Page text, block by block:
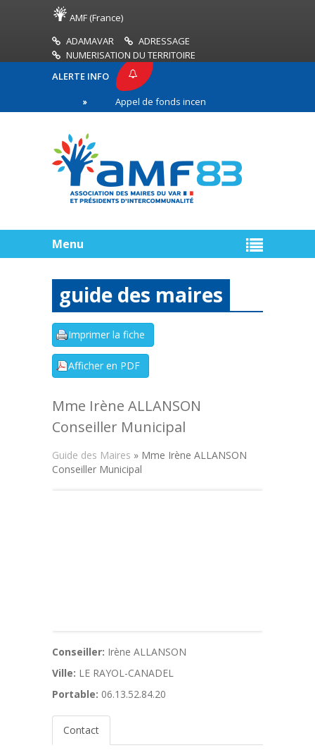
AMF (France)
ADAMAVAR
ADRESSAGE
NUMERISATION DU TERRITOIRE
ALERTE INFO
Appel de fonds incendies de forêt
ligne
Menu
guide des maires
Mme Irène ALLANSON
Conseiller Municipal
Guide des Maires » Mme Irène ALLANSON
Conseiller Municipal
Conseiller: Irène ALLANSON
Ville: LE RAYOL-CANADEL
Portable: 06.13.52.84.20
Contact